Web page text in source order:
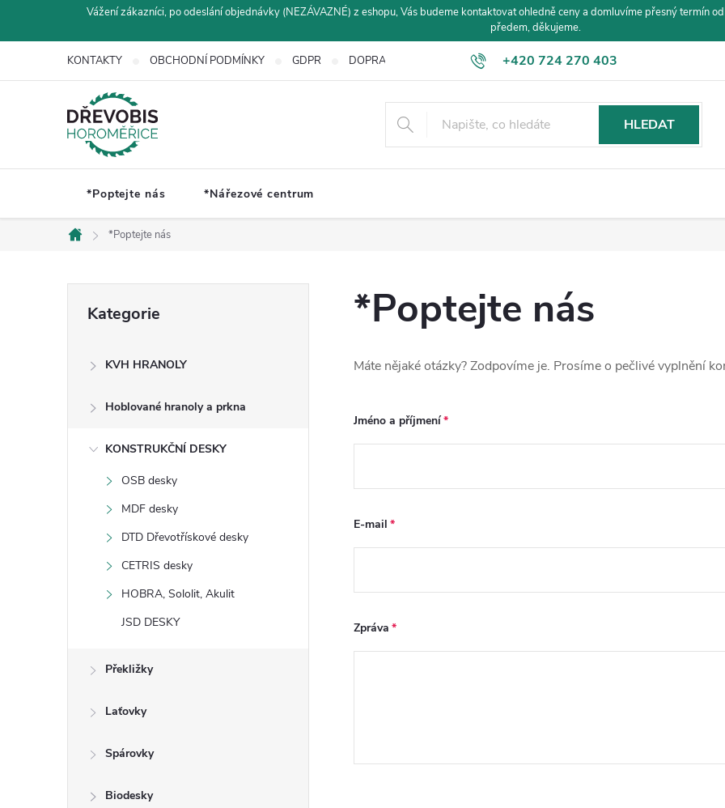
Vážení zákazníci, po odeslání objednávky (NEZÁVAZNÉ) z eshopu, Vás budeme kontaktovat ohledně ceny a domluvíme přesný termín
předem, děkujeme.
+420 724 270 403
KONTAKTY OBCHODNÍ PODMÍNKY GDPR DOPRAVA A PLATBA
HLEDAT
*Poptejte nás *Nářezové centrum
Domů
*Poptejte nás
kategorie
Kategorie
KVH HRANOLY
Hoblované hranoly a prkna
KONSTRUKČNÍ DESKY
OSB desky
MDF desky
DTD Dřevotřískové desky
CETRIS desky
HOBRA, Sololit, Akulit
JSD DESKY
Překližky
Laťovky
Spárovky
Biodesky
*Poptejte nás
Máte nějaké otázky? Zodpovíme je. Prosíme o pečlivé vyplnění
Jméno a příjmení
E-mail
Zpráva